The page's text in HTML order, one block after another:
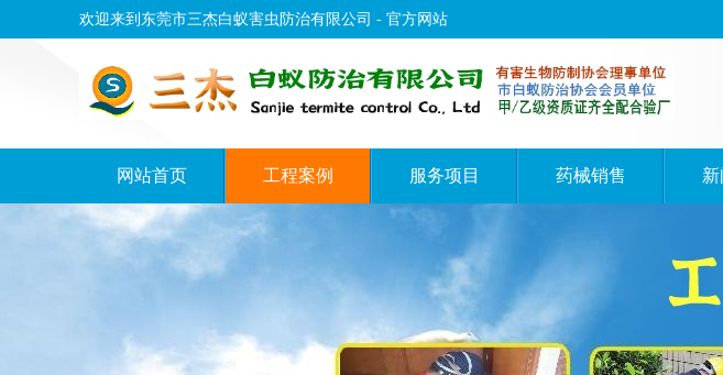
欢迎来到东莞市三杰白蚁害虫防治有限公司 - 官方网站
网站首页 工程案例 服务项目 药械销售